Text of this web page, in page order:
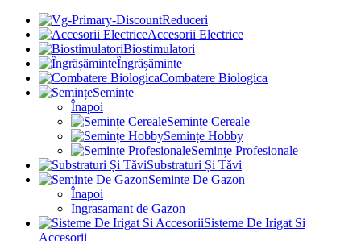
Reduceri
Accesorii Electrice
Biostimulatori
Îngrășăminte
Combatere Biologica
Semințe
Înapoi
Semințe Cereale
Semințe Hobby
Semințe Profesionale
Substraturi Și Tăvi
Seminte De Gazon
Înapoi
Ingrasamant de Gazon
Sisteme De Irigat Si
Accesorii